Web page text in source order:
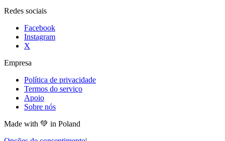
Redes sociais
Facebook
Instagram
X
Empresa
Política de privacidade
Termos do serviço
Apoio
Sobre nós
Made with 💚 in Poland